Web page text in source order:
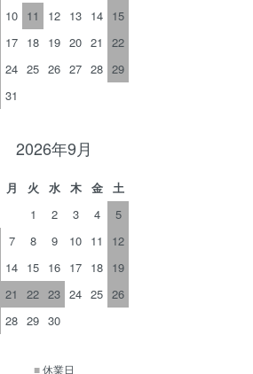
10 11 12 13 14 15
17 18 19 20 21
22
24 25 26 27 28 29
31
2026年9月
月 火 水 木 金
土
1
2 3 4
5
7 8 9 10 11
12
14 15 16 17 18 19
21 22 23 24 25 26
28 29 30
■休業日